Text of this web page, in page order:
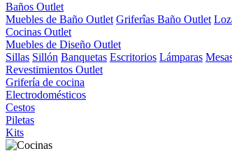
Baños Outlet
Muebles de Baño Outlet Griferîas Baño Outlet
Cocinas Outlet
Muebles de Diseño Outlet
Sillas Sillón Banquetas Escritorios Lámparas
Revestimientos Outlet
Grifería de cocina
Electrodomésticos
Cestos
Piletas
Kits